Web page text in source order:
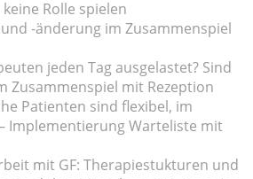
Rolle spielen
-änderung im Zusammenspiel
jeden Tag ausgelastet? Sind
Zusammenspiel mit Rezeption
Patienten sind flexibel, im
Implementierung Warteliste mit
mit GF: Therapiestukturen und